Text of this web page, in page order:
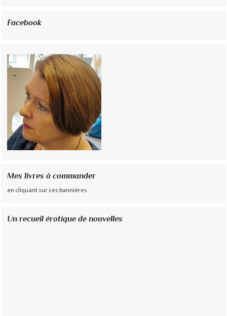
Facebook
Mes livres à commander
en cliquant sur ces bannières
Un recueil érotique de nouvelles